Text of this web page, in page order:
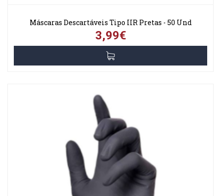
Máscaras Descartáveis Tipo IIR Pretas - 50 Und
3,99€